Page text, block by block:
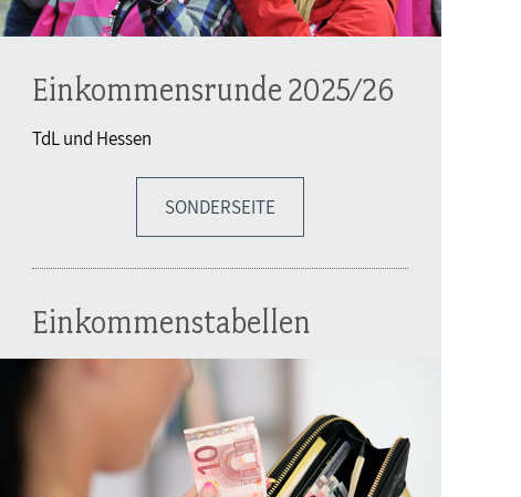
Einkommensrunde 2025/26
TdL und Hessen
SONDERSEITE
Einkommenstabellen